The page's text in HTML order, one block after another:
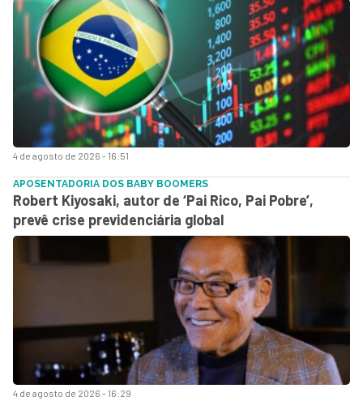
4 de agosto de 2026 - 16:51
4 de agosto de 2026 - 16:29
APOSENTADORIA DOS BABY BOOMERS
Robert Kiyosaki, autor de ‘Pai Rico, Pai Pobre’,
prevê crise previdenciária global